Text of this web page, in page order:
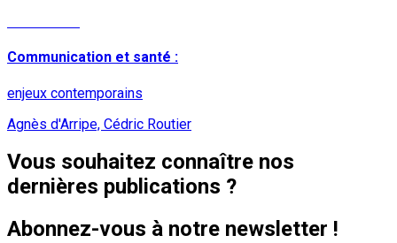
Communication et santé :
enjeux contemporains
Agnès d'Arripe, Cédric Routier
Vous souhaitez connaître nos
dernières publications ?
Abonnez-vous à notre newsletter !